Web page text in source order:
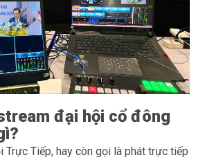
đại hội cổ đông
Tiếp, hay còn gọi là phát trực tiếp